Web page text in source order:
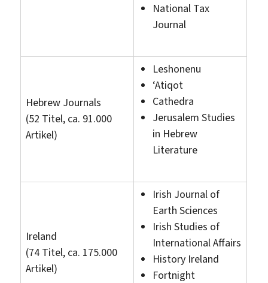
National Tax
Journal
Hebrew Journals
(52 Titel, ca. 91.000
Artikel)
Leshonenu
‘Atiqot
Cathedra
Jerusalem Studies
in Hebrew
Literature
Ireland
(74 Titel, ca. 175.000
Artikel)
Irish Journal of
Earth Sciences
Irish Studies of
International Affairs
History Ireland
Fortnight